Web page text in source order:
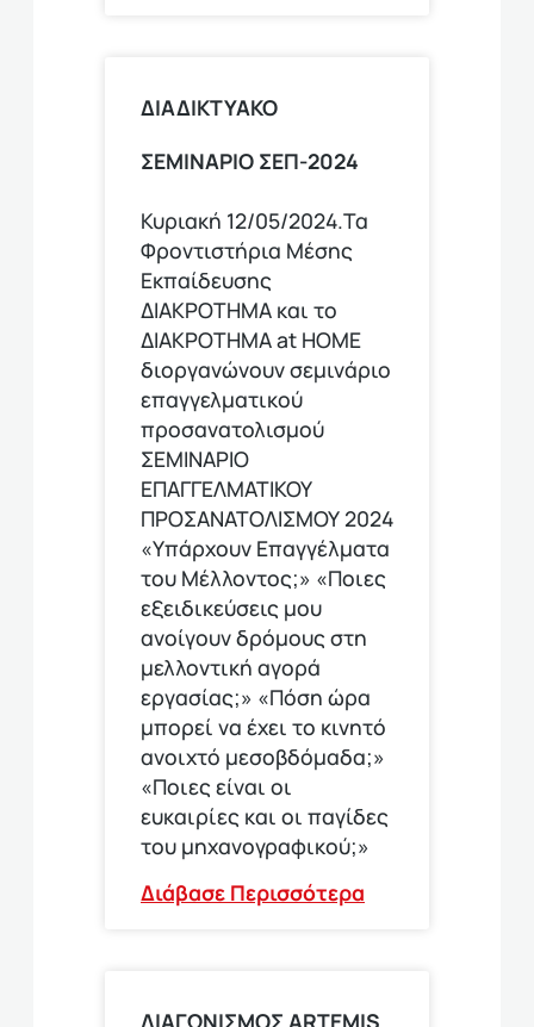
ΔΙΑΔΙΚΤΥΑΚΟ
ΣΕΜΙΝΑΡΙΟ ΣΕΠ-2024
Κυριακή 12/05/2024.Τα
Φροντιστήρια Μέσης
Εκπαίδευσης
ΔΙΑΚΡΟΤΗΜΑ και το
ΔΙΑΚΡΟΤΗΜΑ at HOME
διοργανώνουν σεμινάριο
επαγγελματικού
προσανατολισμού
ΣΕΜΙΝΑΡΙΟ
ΕΠΑΓΓΕΛΜΑΤΙΚΟΥ
ΠΡΟΣΑΝΑΤΟΛΙΣΜΟΥ 2024
«Υπάρχουν Επαγγέλματα
του Μέλλοντος;» «Ποιες
εξειδικεύσεις μου
ανοίγουν δρόμους στη
μελλοντική αγορά
εργασίας;» «Πόση ώρα
μπορεί να έχει το κινητό
ανοιχτό μεσοβδόμαδα;»
«Ποιες είναι οι
ευκαιρίες και οι παγίδες
του μηχανογραφικού;»
Διάβασε Περισσότερα
ΔΙΑΓΩΝΙΣΜΟΣ ΑRTEMIS